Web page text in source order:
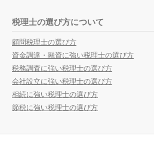
税理士の選び方について
顧問税理士の選び方
資金調達・融資に強い税理士の選び方
税務調査に強い税理士の選び方
会社設立に強い税理士の選び方
相続に強い税理士の選び方
節税に強い税理士の選び方